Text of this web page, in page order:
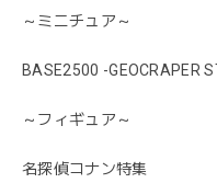
～ミニチュア～
BASE2500 -GEOCRAPER
～フィギュア～
名探偵コナン特集